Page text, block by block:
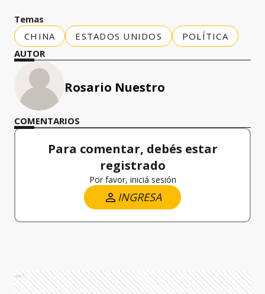
Temas
CHINA
ESTADOS UNIDOS
POLÍTICA
AUTOR
Rosario Nuestro
COMENTARIOS
Para comentar, debés estar
registrado
Por favor, iniciá sesión
INGRESA
Ads